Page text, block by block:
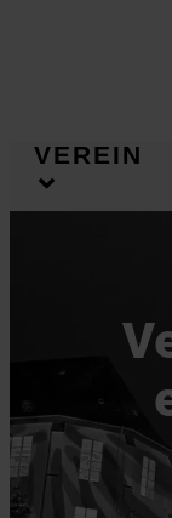
VEREIN